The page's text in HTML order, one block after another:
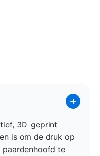
3D-geprint
is om de druk op
paardenhoofd te